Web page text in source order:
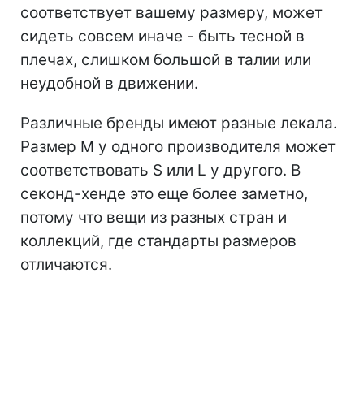
соответствует вашему размеру, может
сидеть совсем иначе - быть тесной в
плечах, слишком большой в талии или
неудобной в движении.
Различные бренды имеют разные лекала.
Размер M у одного производителя может
соответствовать S или L у другого. В
секонд-хенде это еще более заметно,
потому что вещи из разных стран и
коллекций, где стандарты размеров
отличаются.